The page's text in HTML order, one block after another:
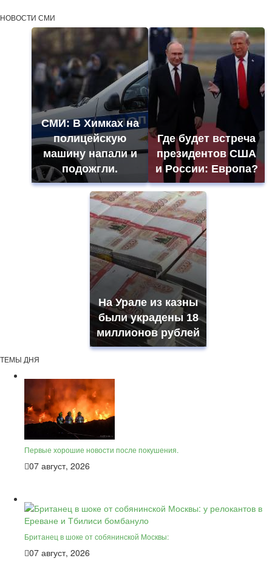
НОВОСТИ СМИ
СМИ: В Химках на
полицейскую
машину напали и
подожгли.
Где будет встреча
президентов США
и России: Европа?
На Урале из казны
были украдены 18
миллионов рублей
ТЕМЫ ДНЯ
Первые хорошие новости после покушения.
07 август, 2026
Британец в шоке от собянинской Москвы:
07 август, 2026